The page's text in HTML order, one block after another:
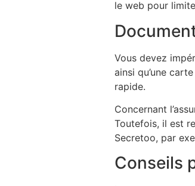
le web pour
Vous devez
ainsi qu’une
rapide.
Concernant
Toutefois, il est
Secretoo, par
Conseils